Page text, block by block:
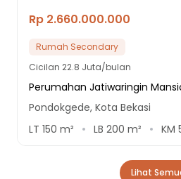
Rp 2.660.000.000
Rumah Secondary
Cicilan 22.8 Juta/bulan
Perumahan Jatiwaringin
Pondokgede, Kota Bekasi
LT 150 m² LB 200 m² KM
Lihat